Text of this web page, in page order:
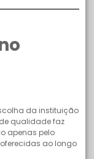
da instituição
qualidade faz
apenas pelo
ao longo